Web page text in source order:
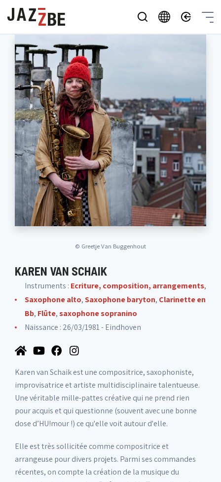
© Greetje Van Buggenhout
KAREN VAN SCHAIK
Instruments : Ecriture, composition, arrangements,
Saxophone alto,Saxophone baryton, Clarinette en
Bb, Flûte,saxophone sopranino
Naissance : 26/03/1981 - Eindhoven
Karen van Schaik est une compositrice, saxophoniste,
improvisatrice et artiste multidisciplinaire talentueuse.
Une véritable mille-pattes créative qui ne prend rien
pour acquis et qui questionne (souvent avec une bonne
dose d’HU!mour !) ce qu'elle voit autour d'elle.
Elle est très sollicitée comme compositrice et
arrangeuse pour divers projets. Parmi ses commandes
récentes, on compte la création de la musique du